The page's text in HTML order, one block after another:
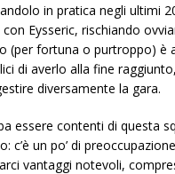
in pratica negli ultimi
Eysseric, rischiando
(per fortuna o purtroppo) è
di averlo alla fine
diversamente la gara.
essere contenti di questa
c’è un po’ di
vantaggi notevoli,